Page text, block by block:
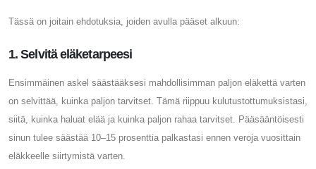
Tässä on joitain ehdotuksia, joiden avulla pääset alkuun:
1. Selvitä eläketarpeesi
Ensimmäinen askel säästääksesi mahdollisimman paljon eläkettä varten
on selvittää, kuinka paljon tarvitset. Tämä riippuu kulutustottumuksistasi,
siitä, kuinka haluat elää ja kuinka paljon rahaa tarvitset. Pääsääntöisesti
sinun tulee säästää 10–15 prosenttia palkastasi ennen veroja vuosittain
eläkkeelle siirtymistä varten.